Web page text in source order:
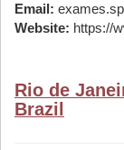
Email:
Website: https://
Rio de
Brazil